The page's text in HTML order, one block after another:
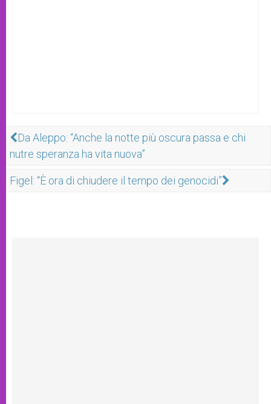
Da Aleppo: “Anche la notte più oscura passa e chi
nutre speranza ha vita nuova”
Figel: “È ora di chiudere il tempo dei genocidi”